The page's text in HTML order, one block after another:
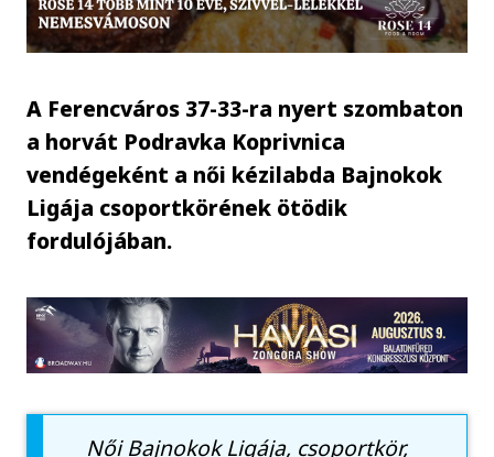
A Ferencváros 37-33-ra nyert szombaton
a horvát Podravka Koprivnica
vendégeként a női kézilabda Bajnokok
Ligája csoportkörének ötödik
fordulójában.
Női Bajnokok Ligája, csoportkör,